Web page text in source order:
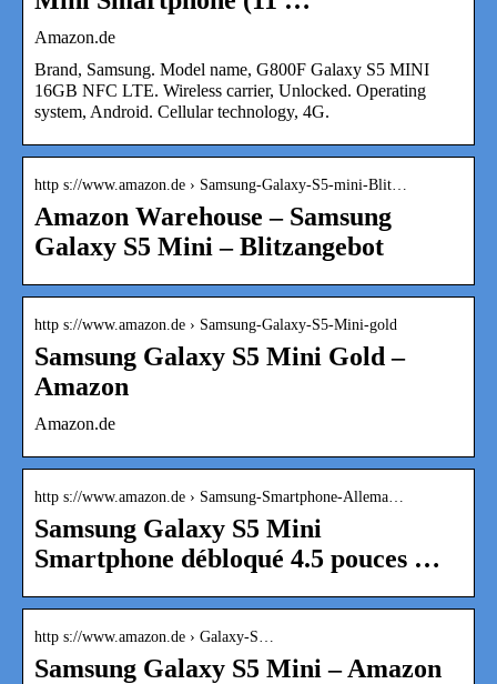
Amazon.de
Brand, Samsung. Model name, G800F Galaxy S5 MINI
16GB NFC LTE. Wireless carrier, Unlocked. Operating
system, Android. Cellular technology, 4G.
http s://www.amazon.de › Samsung-Galaxy-S5-mini-Blit…
Amazon Warehouse – Samsung
Galaxy S5 Mini – Blitzangebot
http s://www.amazon.de › Samsung-Galaxy-S5-Mini-gold
Samsung Galaxy S5 Mini Gold –
Amazon
Amazon.de
http s://www.amazon.de › Samsung-Smartphone-Allema…
Samsung Galaxy S5 Mini
Smartphone débloqué 4.5 pouces …
http s://www.amazon.de › Galaxy-S…
Samsung Galaxy S5 Mini – Amazon